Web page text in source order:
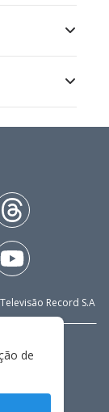
Record S.A
de